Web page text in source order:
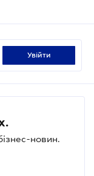
увійти
новин.